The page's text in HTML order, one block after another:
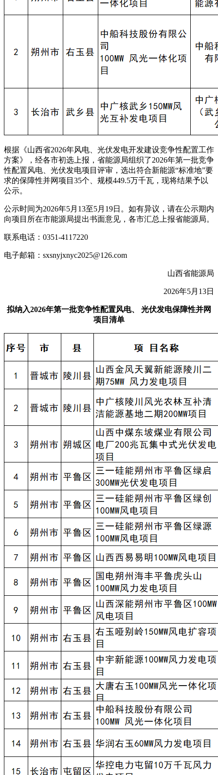
根据《山西省2026年风电、光伏发电开发建设竞争性配置工作
方案》，经各市初选上报，省能源局组织了2026年第一批竞争
性配置风电、光伏发电项目评审，选出符合新能源“标准地”要
求的保障性并网项目35个、规模449.5万千瓦，现将结果予以
公示。
公示时间为2026年5月13至5月19日。如有异议，请在公示期内
向项目所在市能源局提出书面意见，各市汇总上报省能源局。
联系电话：0351-4117220
电子邮箱：sxsnyjxnyc2025@126.com
山西省能源局
2026年5月13日
拟纳入2026年第一批竞争性配置风电、 光伏发电保障性并网
项目清单